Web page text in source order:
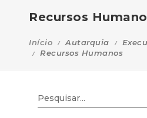
Recursos
Início Autarquia
Recursos Humanos